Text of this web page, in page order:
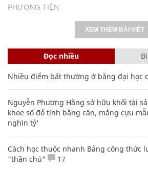
PHƯƠNG TIỆN
XEM THÊM BÀI VIẾT
Đọc nhiều
Nhiều điểm bất thường ở bằng đại học
Nguyễn Phương Hằng sở hữu khối tài
khoe sổ đỏ tính bằng cân, mắng cựu
nghìn tỷ'
Cách học thuộc nhanh Bảng công thức
"thần chú"
17